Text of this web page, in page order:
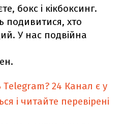
бокс і кікбоксинг.
подивитися, хто
У нас подвійна
Telegram? 24 Канал є у
і читайте перевірені